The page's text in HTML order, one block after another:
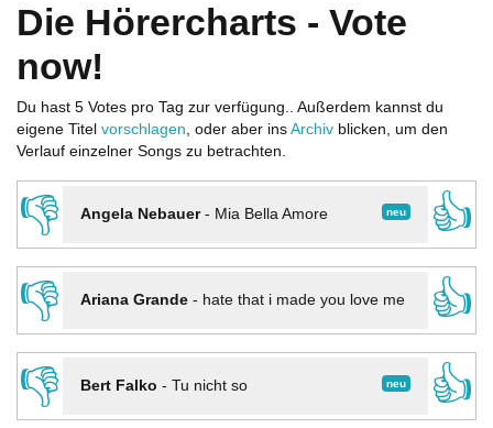
Die Hörercharts - Vote
now!
Du hast 5 Votes pro Tag zur verfügung.. Außerdem kannst du
eigene Titel vorschlagen, oder aber ins Archiv blicken, um den
Verlauf einzelner Songs zu betrachten.
👎 neu
Angela Nebauer- Mia Bella Amore
👍
👎
Ariana Grande- hate that i made you love me
👍
👎
neu
Bert Falko - Tu nicht so
👍